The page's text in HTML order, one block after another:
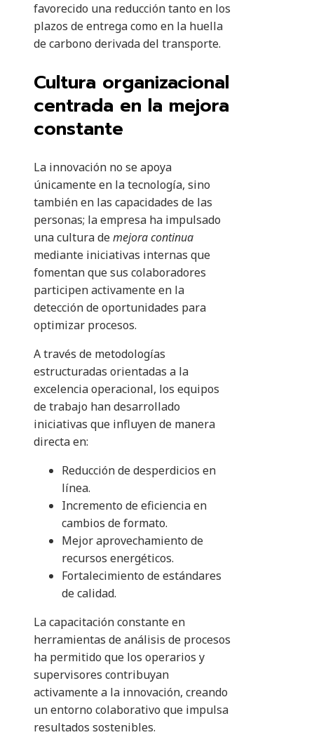
favorecido una reducción tanto en los
plazos de entrega como en la huella
de carbono derivada del transporte.
Cultura organizacional
centrada en la mejora
constante
La innovación no se apoya
únicamente en la tecnología, sino
también en las capacidades de las
personas; la empresa ha impulsado
una cultura demejora continua
mediante iniciativas internas que
fomentan que sus colaboradores
participen activamente en la
detección de oportunidades para
optimizar procesos.
A través de metodologías
estructuradas orientadas a la
excelencia operacional, los equipos
de trabajo han desarrollado
iniciativas que influyen de manera
directa en:
Reducción de desperdicios en
línea.
Incremento de eficiencia en
cambios de formato.
Mejor aprovechamiento de
recursos energéticos.
Fortalecimiento de estándares
de calidad.
La capacitación constante en
herramientas de análisis de procesos
ha permitido que los operarios y
supervisores contribuyan
activamente a la innovación, creando
un entorno colaborativo que impulsa
resultados sostenibles.